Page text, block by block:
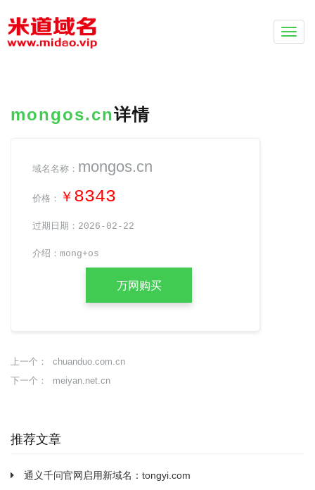
mongos.cn详情
域名名称： mongos.cn
价格： ￥ 8343
过期日期：2026-02-22
介绍：mong+os
上一个： chuanduo.com.cn
下一个： meiyan.net.cn
推荐文章
通义千问官网启用新域名：tongyi.com